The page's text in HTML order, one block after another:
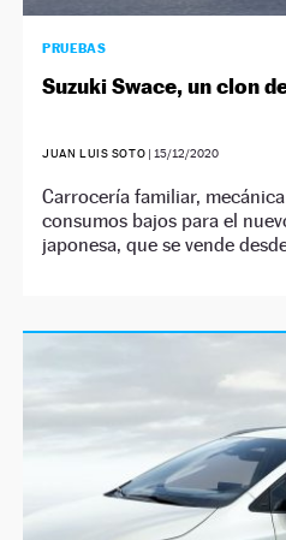
PRUEBAS
Suzuki Swace, un clon
JUAN LUIS SOTO | 15/12/2020
Carrocería familiar,
consumos bajos para el
japonesa, que se vende